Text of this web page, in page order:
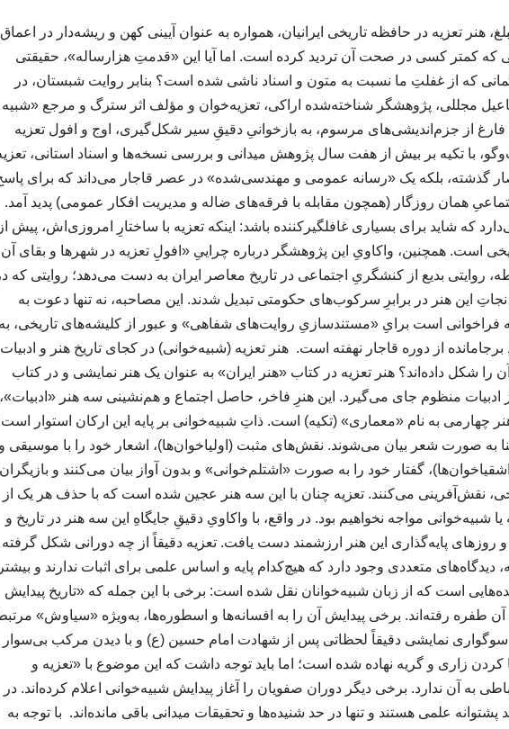
به‌ویژه «سیاوش» مرتبط می‌دانند. برخی معتقدند پایه‌های سوگواری نمایشی دقیقاً لحظاتی پس از شهادت امام حسین (ع) و با دیدن مرکب بی‌سوار ایشان توسط اهل‌بیت و به پا کردن زاری و گریه نهاده شده است؛ اما باید توجه داشت که این موضوع با «تعزیه و شبیه‌خوانی» متفاوت است و ارتباطی به آن ندارد. برخی دیگر دوران صفویان را آغاز پیدایش شبیه‌خوانی اعلام کرده‌اند. در نهایت، تمامی اظهارات فوق فاقد پشتوانه علمی هستند و تنها در حد شنیده‌ها و تحقیقات میدانی باقی مانده‌اند. با توجه به اینکه تاریخ هنر و ادبیات ایران روشن است، در مورد دوره زمانی شکل‌گیری و سرانجامِ هنر تعزیه چه نتیجه‌ای می‌توان گرفت؟ اگرچه برخی پژوهشگران تاریخ پیدایش تعزیه را نامعلوم می‌دانند، اما با استناد به تاریخ هنر و ادبیات ایران می‌توان نتیجه گرفت که تمامی مراحل این هنر در «دوره قاجار» رخ داده است. برخلاف نظریاتی که تعزیه را به دوره‌های پیشین نسبت می‌دهند، دوره قاجار نه تنها دوران اوج و شکوفایی، بلکه زمانِ شکل‌گیریِ کامل (صفر تا صد) این هنر است. تعزیه در همین دوره قاجار شکل گرفت، در همین دوران به اوج رونق و شکوفایی رسید و در نهایت در همان عصر نیز دچار افول و مرگ شد. آنچه امروز به عنوان تعزیه و شبیه‌خوانی شاهد هستیم، در واقع کپی‌برداری از همان هنری است که در دوره قاجار شکل گرفته بود. در نتیجه، با واکاوی دقیقِ هنر و ادبیات ایران، دوره قاجار به عنوان تمامِ بازه زمانیِ حیات (پیدایش تا افول) این هنر شناخته می‌شود. با توجه به وضعیت جامعه ایران در قرن نوزدهم (دوره قاجار)، آیا شکل‌گیری هنر تعزیه در میان عموم مردم با شرایطی که ذکر شد، پذیرفتنی است؟ تحلیل شرایط اجتماعی جامعه قاجاری در قرن نوزدهم، پاسخ به این پرسش را به وضوح روشن می‌کند. با نگاهی به ویژگی‌های آن دوران، پذیرش شکل‌گیری تعزیه در میان عموم مردم با چالش‌های جدی مواجه است: جامعه آن دوران با معضلات گسترده‌ای همچون خرافه‌پرستی، فقر شدید (که در مواردی منجر به فروش کودکان می‌شد)، بی‌سوادیِ بیش از ۹۰ درصد مردم، و سیستم ظالمانه ارباب‌رعیتی دست‌به‌گریبان بود. هنرهایی مانند موسیقی و نمایش در آن مقطع با تحریم‌های مذهبی مواجه بودند. با وجود چنین شرایطی، این پرسش مطرح می‌شود که چگونه افرادی (که رد پای بسیاری از آن‌ها در روستاها بود) توانستند نمایشنامه‌هایی منظوم و آهنگین تنظیم کنند و حتی نقش زنانِ قهرمان و تأثیرگذار مذهبی را توسط مردان اجرا کنند؟ نتیجه‌گیری بر اساس این شواهد تاریخی این است که شکل‌گیری و جاری شدن چنین هنری با این پیچیدگی‌های ادبی، موسیقایی و نمایشی در میان توده مردمِ آن زمان، با توجه به معضلات ذکر شده، به هیچ عنوان پذیرفتنی نیست. با توجه به تناقضات اجتماعی دوره قاجار که پیش‌تر ذکر شد، چگونه می‌توان پیدایش و حضور متون و ساختار هنری تعزیه را در آن دوران تبیین کرد؟ ظهور هنر تعزیه را باید در بستر تحولات پس از جنگ‌های ایران و روس و آغاز جنبش روشنفکری در دوره قاجار جستجو کرد. پس از جنگ‌های ایران و روس، ایران در حالی که جامعه‌ای کاملاً فقیر و سنتی داشت، در برابر پیشرفت‌های سریع غرب قرار گرفت. این شکست‌ها و مواجهه با دنیای خارج، زمینه‌ساز شکل‌گیری جریانی به نام «جنبش روشنفکری» شد که هدف آن فاصله گرفتن از سنت‌های مطلق و حرکت به سمتِ به‌روز شدن بود.شاکله و ساختار تعزیه، بازتابی از همین جریان روشنفکری است. هنرهایی نظیر موسیقی و نمایش که تا پیش از آن تحت تحریم مذهبی بودند، نه تنها از حصار این تحریم خارج شدند، بلکه به‌طور کامل در خدمت مذهب قرار گرفتند. اقدام عامه مردم برای ظاهر شدن در هیبت معصومین به صورت نمایشی، حرکتی نوگرا و متفاوت با فضای سنتی پیشین بود. با استناد به این رخدادها، دوره قاجاریان دقیقاً همان مقطع تاریخی است که بستر لازم برای شکل‌گیری تعزیه را فراهم کرد و این هنر به عنوان نمودِ بیرونیِ تلاش جامعه آن روز برای گذار از سنت و ورود به فضایی تازه، پدیدار گشت. ارتباط میان وضعیت ادبیات ایران در دوره قاجار و شکل‌گیری نسخه‌های منظوم تعزیه چیست؟ بر اساس تحلیل شما، فقر ادبیِ حاکم بر ایران از دوران صفویه تا عهد فتحعلی‌شاه، بسترِ متفاوتی را برای ظهور تعزیه فراهم آورد که به شرح زیر است: تاریخ ادبیات ایران گواه آن است که دورانِ حد فاصل صفویان تا فتحعلی‌شاه، فقیرترین مقطع ادبیات ایران بوده است؛ دورانی که هم تعداد شاعران در آن بسیار اندک بود و هم مردم آگاهی و انسِ چندانی با شعر و ادبیات نداشتند. با آغاز عهد فتحعلی‌شاه، تحولی بنیادین رخ داد. حکومت با شناسایی و گردآوری شاعران و رونق بخشیدن به محافل ادبی، زمینه‌ساز شکل‌گیری «نهضت بازگشت ادبی» شد. در این نهضت، شاعران بر اساس سبکِ شاعران کلاسیک ایران اقدام به سرایش شعر کردند. نسخه‌ها و متون تعزیه، محصول مستقیم همین محافل ادبیِ نوپا بودند. سبکِ سرایش در این نسخه‌ها کاملاً مشابه سبک شاعران کلاسیک ایران است؛ به عبارت دیگر، ادبیاتِ موجود در نسخه‌های تعزیه، دقیقاً با مقتضیات و ویژگی‌های ادبیِ «دوران بازگشت» مطابقت دارد. بنابراین، تعزیه نه به عنوان پدیده‌ای جداافتاده، بلکه به عنوان خروجیِ نهضت بازگشت ادبی در عصر قاجار، از دلِ محافل ادبیِ همین دوران بیرون آمده است. چه شواهد تاریخی دیگری، علاوه بر تحولات ادبی، اثبات‌کننده شکل‌گیریِ ساختار تعزیه در دوره قاجار است؟ برای اثبات این نظریه که تعزیه محصول دوران قاجار است، می‌توان به تطورِ هم‌زمانِ «نمایش» و «موسیقی» در همین دوره استناد کرد: تاریخ نمایش ایران نشان می‌دهد که اولین متون نمایشی بر اساس نقشه راه (نمایشنامه)، دقیقاً در دوره قاجار به مردم معرفی شدند. در این دوران، میرزا فتحعلی آخوندزاده اقدام به نگارش متون نمایشی کرد و پس از او، میرزا آقا تبریزی نمایشنامه‌های خود را تنظیم نمود؛ این اسناد، آغازِ رسمیِ هنر نمایش را در همان مقطع تثبیت می‌کند. موسیقیِ دستگاهی ایران با چیدمانِ «هفت دستگاه» که امروزه در اختیار داریم، در دوره ناصری توسط میرزا عبدالله فراهانی تدوین شده است. تا پیش از آن، موسیقی در فضای جامعه جایگاهی نداشت و با تحریم مذهبی مواجه بود. از دیدگاه شما، تعزیه اساساً برای «نجات موسیقی» ساخته شد تا این هنر بتواند از حصار تحریم خارج شده و با مردم آشتی کند. این امر در ساختار تعزیه به خوبی مشهود است: کلام آن‌ها با آهنگ و موسیقی همراه است تا موسیقی را به خدمتِ مذهب درآورد. برخلاف نقش‌های مثبت، کلام این افراد به صورت «اشتلم‌خوانی» و با صداهای بلند و بدون هیچ‌گونه آهنگ بیان می‌شود که نشان‌دهنده تفاوتِ کارکردیِ موسیقی در ساختار تعزیه است. بر اساس شواهد تاریخی تعزیه تنها یک فرم آیینی نیست، بلکه دستاوردی هنری است که در دوره قاجار با استفاده از ظرفیت‌های نوینِ ادبیات (نهضت بازگشت)، نمایش (آثار آخوندزاده و تبریزی) و موسیقی (تدوین دستگاه‌ها) شکل گرفته است. چرا و چگونه هنر تعزیه در عهد قاجار توسط حکومت شکل گرفت و گسترش یافت؟ تعزیه به عنوان پدیده‌ای که در دربار و تهرانِ قدیم متولد شد، توسط حاکمان قاجار در سایر شهرهای ایران نیز بازتولید گردید. حاکمان محلی با مشاهده این هنر در پایتخت، نمونه‌های آن را به مناطق خود برده و نسخه‌های تعزیه را از تهران به سراسر کشور صادر کردند. نسخه‌های تعزیه که در دربار سروده می‌شد، به دلیل نظارت مستقیم علمای آن دوران، از غنای ادبی، مذهبی و تاریخی بالایی برخوردار بودند. این نظارت به قدری دقیق بود که کوچک‌ترین مغایرت با شئونات اسلامی (مانند نمونه مجلس «عروسی دختر قریش») با موضع‌گیری سریع علما مواجه می‌شد. شکل‌گیری این هنر در آن دوران به دلایل استراتژیک صورت گرفت: تداوم فرآیند رسمی‌سازی مذهب تشیع که از عهد صفوی آغاز شده بود، نیازمند ابزاری کارآمد و اثرگذار بود؛ تعزیه بهترین بستر برای ترویج و تثبیت آموزه‌های شیعی در میان توده مردم محسوب می‌شد. با بروز تهدیدات علیه مذهب تشیع در آن مقطع تاریخی، حکومت قاجار با هوشمندی از ابزار هنر برای خنثی‌سازی تهدیدات و تقویت مبانی مذهبی خود بهره برد. در مجموع، تعزیه نه یک جریان خودجوشِ مردمی، بلکه یک پروژه حکومتیِ هدفمند بود که با تلفیق هنر و مذهب، به عنوان ابزاری برای تثبیت قدرت سیاسی و تبلیغی در عصر قاجار به کار گرفته شد. چه تهدیدات و نیازهای اجتماعی منجر به استفاده قاجاریان از «تعزیه» به عنوان یک رسانه شد؟ شکل‌گیری تعزیه در دوره قاجار پاسخی راهبردی به چالش‌های سیاسی، مذهبی و اجتماعی آن زمان بود: تخریب حرم امام حسین (ع) در عراق توسط وهابیون، یک بحران اعتقادی و سیاسی برای مذهب تشیع ایجاد کرده بود. ظهور جریان‌هایی مانند «با